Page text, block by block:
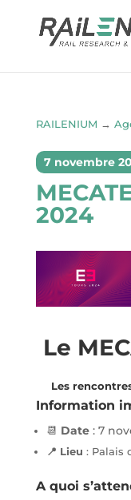
RAILENIUM →
7 novembre
2024
Le
Les
Information
📆 Date: 7
📍 Lieu : Palais
A quoi